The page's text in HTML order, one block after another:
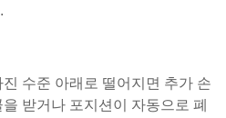
수준 아래로 떨어지면 추가 손
받거나 포지션이 자동으로 폐